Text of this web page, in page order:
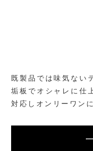
既製品では味気ない
垢板でオシャレに仕
対応しオンリーワン